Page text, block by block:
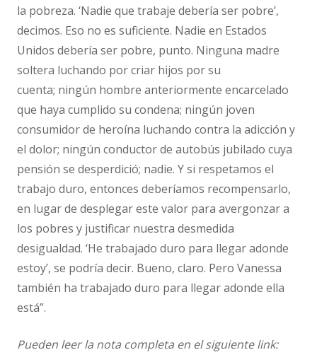
la pobreza. ‘Nadie que trabaje debería ser pobre’,
decimos. Eso no es suficiente. Nadie en Estados
Unidos debería ser pobre, punto. Ninguna madre
soltera luchando por criar hijos por su
cuenta; ningún hombre anteriormente encarcelado
que haya cumplido su condena; ningún joven
consumidor de heroína luchando contra la adicción y
el dolor; ningún conductor de autobús jubilado cuya
pensión se desperdició; nadie. Y si respetamos el
trabajo duro, entonces deberíamos recompensarlo,
en lugar de desplegar este valor para avergonzar a
los pobres y justificar nuestra desmedida
desigualdad. ‘He trabajado duro para llegar adonde
estoy’, se podría decir. Bueno, claro. Pero Vanessa
también ha trabajado duro para llegar adonde ella
está”.
Pueden leer la nota completa en el siguiente link: